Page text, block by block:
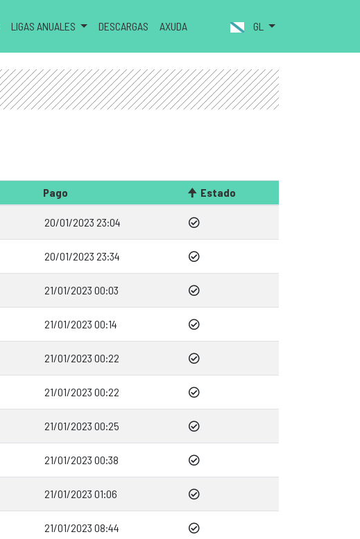
LIGAS ANUALES DESCARGAS AXUDA GL
Pago Estado
20/01/2023 23:04
20/01/2023 23:34
21/01/2023 00:03
21/01/2023 00:14
21/01/2023 00:22
21/01/2023 00:22
21/01/2023 00:25
21/01/2023 00:38
21/01/2023 01:06
21/01/2023 08:44